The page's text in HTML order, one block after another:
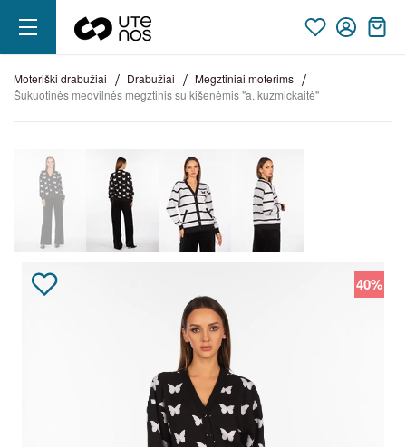
moteriški drabužiai drabužiai
megztiniai moterims
šukuotinės medvilnės megztinis su kišenėmis "a. kuzmickaitė"
40%